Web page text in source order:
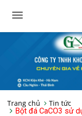
Toggle
Trang chủ
Tin tức
Bột đá CaCO3 sử